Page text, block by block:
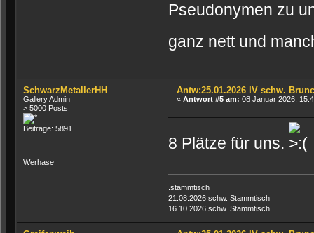
Pseudonymen zu
ganz nett und
SchwarzMetallerHH
Gallery Admin
> 5000 Posts
Beiträge: 5891
Werhase
Antw:25.01.2026 IV schw.
«Antwort #5 am: 08 Januar 2026,
8 Plätze für uns.
.stammtisch
21.08.2026 schw. Stammtisch
16.10.2026 schw. Stammtisch